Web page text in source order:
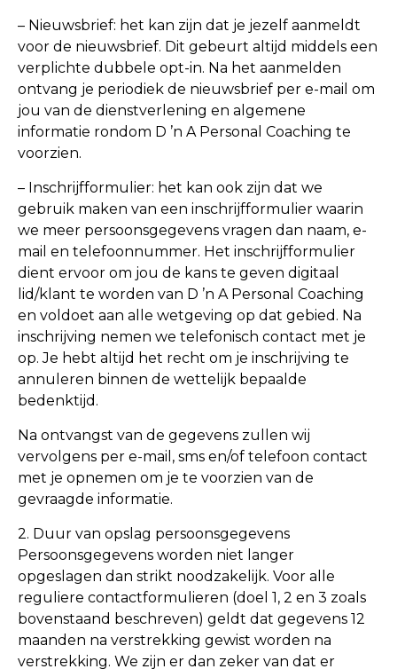
– Nieuwsbrief: het kan zijn dat je jezelf aanmeldt
voor de nieuwsbrief. Dit gebeurt altijd middels een
verplichte dubbele opt-in. Na het aanmelden
ontvang je periodiek de nieuwsbrief per e-mail om
jou van de dienstverlening en algemene
informatie rondom D ’n A Personal Coaching te
voorzien.
– Inschrijfformulier: het kan ook zijn dat we
gebruik maken van een inschrijfformulier waarin
we meer persoonsgegevens vragen dan naam, e-
mail en telefoonnummer. Het inschrijfformulier
dient ervoor om jou de kans te geven digitaal
lid/klant te worden van D ’n A Personal Coaching
en voldoet aan alle wetgeving op dat gebied. Na
inschrijving nemen we telefonisch contact met je
op. Je hebt altijd het recht om je inschrijving te
annuleren binnen de wettelijk bepaalde
bedenktijd.
Na ontvangst van de gegevens zullen wij
vervolgens per e-mail, sms en/of telefoon contact
met je opnemen om je te voorzien van de
gevraagde informatie.
2. Duur van opslag persoonsgegevens
Persoonsgegevens worden niet langer
opgeslagen dan strikt noodzakelijk. Voor alle
reguliere contactformulieren (doel 1, 2 en 3 zoals
bovenstaand beschreven) geldt dat gegevens 12
maanden na verstrekking gewist worden na
verstrekking. We zijn er dan zeker van dat er